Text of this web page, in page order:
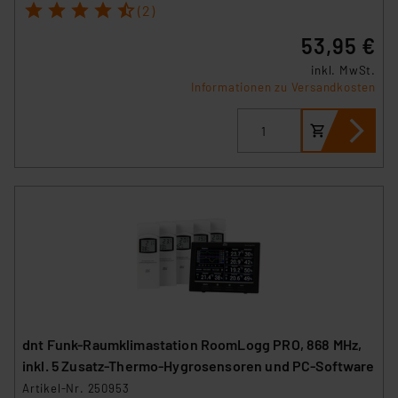
Angemessenheitsbeschluss der EU. Dies bedeutet,
Datenschutz nach EU-Standards eingestuft wird. So
besteht etwa das Risiko, dass US-Behörden
Überwachungsprogrammen verarbeiten, ohne dass
hiergegen Klagemöglichkeiten für Europäer bestehen.
Beurteilung der mit der Datenübermittlung,
insbesondere der Art der übermittelten Daten,
1 2 3 4 5 (2)
53,95 €
inkl. MwSt.
Informationen zu Versandkosten
dnt Funk-Raumklimastation RoomLogg PRO, 868 MHz,
inkl. 5 Zusatz-Thermo-Hygrosensoren und PC-Software
Artikel-Nr. 250953